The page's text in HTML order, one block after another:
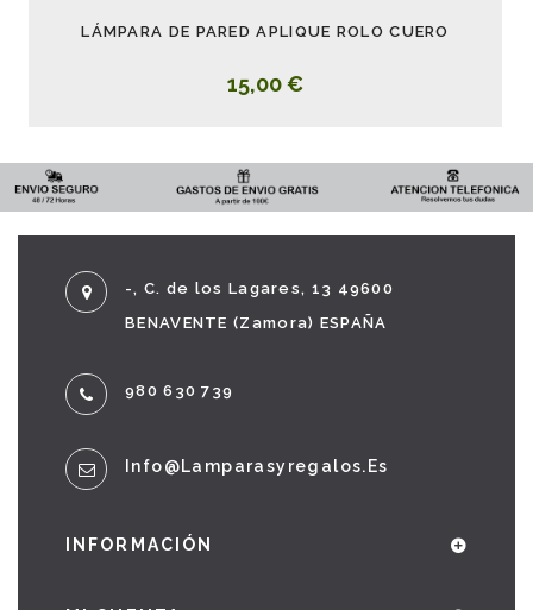
LÁMPARA DE PARED APLIQUE ROLO CUERO
15,00 €
-, C. de los Lagares, 13 49600
BENAVENTE (Zamora) ESPAÑA
980 630 739
Info@lamparasyregalos.es
INFORMACIÓN